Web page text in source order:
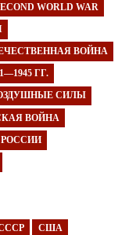
WORLD WAR
ВОЙНА
ГГ.
СИЛЫ
ВОЙНА
США